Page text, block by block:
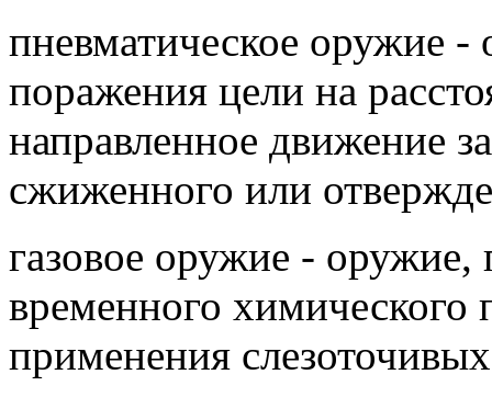
пневматическое оружие -
поражения цели на
направленное движение
сжиженного или
газовое оружие - оружие,
временного
применения